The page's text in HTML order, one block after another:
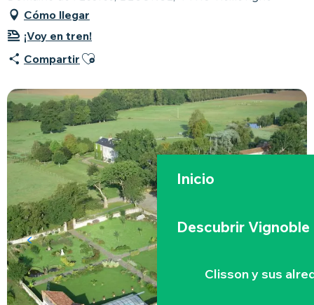
Inicio
Descubrir Vignoble
Clisson y sus
Cómo llegar
¡Voy en tren!
Compartir Ajouter aux favoris